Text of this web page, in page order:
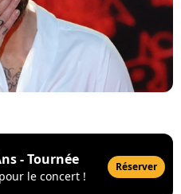
Ans - Tournée
le concert !
Réserver